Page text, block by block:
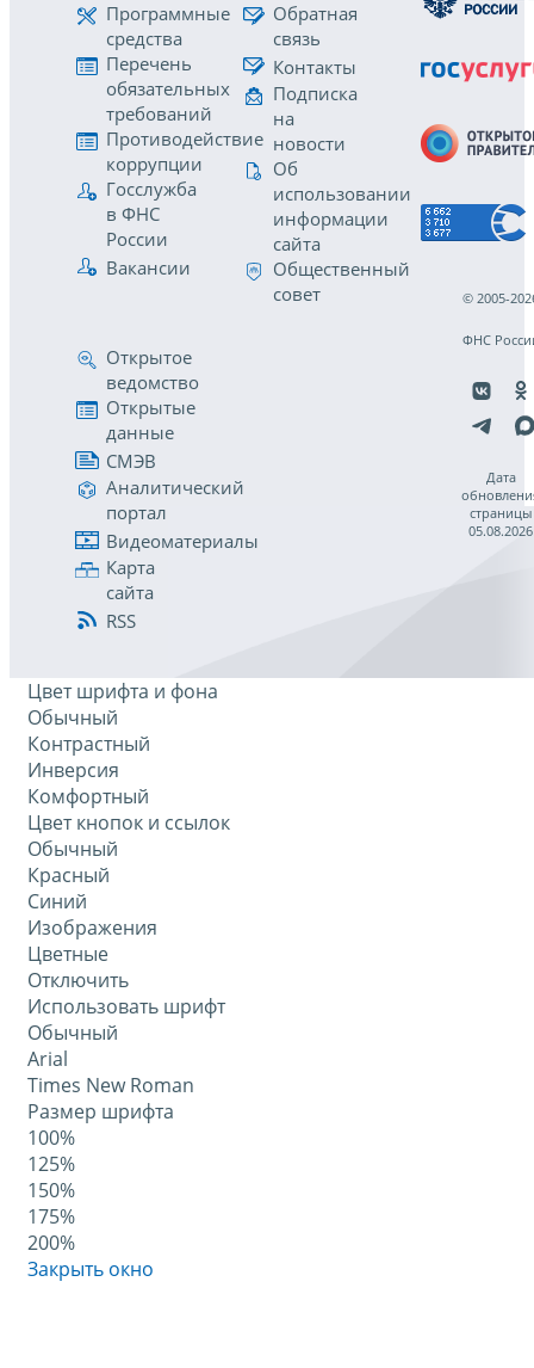
Программные
средства
Перечень
обязательных
требований
Противодействие
коррупции
Госслужба
в ФНС
России
Вакансии
Обратная
связь
Контакты
Подписка
на
новости
Об
использовании
информации
сайта
Общественный
совет
Открытое
ведомство
Открытые
данные
СМЭВ
Аналитический
портал
Видеоматериалы
Карта
сайта
RSS
© 2005-
ФНС
Дата
страницы
05.08.2026
Цвет шрифта и фона
Обычный
Контрастный
Инверсия
Комфортный
Цвет кнопок и ссылок
Обычный
Красный
Синий
Изображения
Цветные
Отключить
Использовать шрифт
Обычный
Arial
Times New Roman
Размер шрифта
100%
125%
150%
175%
200%
Закрыть окно